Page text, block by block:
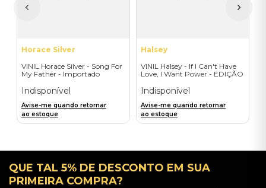
Horace Silver
VINIL Horace Silver - Song For
My Father - Importado
Indisponível
Avise-me quando retornar
ao estoque
Halsey
VINIL Halsey - If I Can't Have
Love, I Want Power - EDIÇÃO
TRANSPARENT ORANGE
Indisponível
Avise-me quando retornar
ao estoque
QUE TAL 5% DE DESCONTO EM SUA
PRIMEIRA COMPRA?